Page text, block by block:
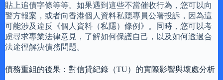
貼上追債字條等等。如果遇到這些不當催收行為，您可以向
警方報案，或者向香港個人資料私隱專員公署投訴，因為這
可能涉及違反《個人資料（私隱）條例》。同時，您可以考
慮尋求專業法律意見，了解如何保護自己，以及如何透過合
法途徑解決債務問題。
債務重組的後果：對信貸紀錄（TU）的實際影響與壞處分析